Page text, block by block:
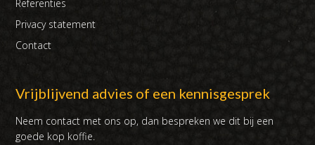
Referenties
Privacy statement
Contact
Vrijblijvend advies of een kennisgesprek
Neem contact met ons op, dan bespreken we dit bij een
goede kop koffie.